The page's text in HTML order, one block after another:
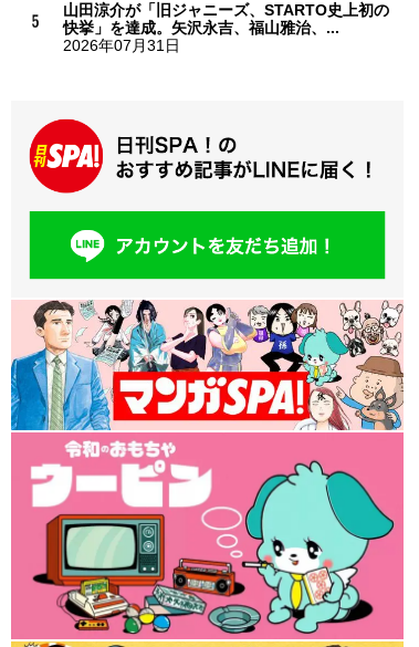
山田涼介が「旧ジャニーズ、STARTO史上初の
快挙」を達成。矢沢永吉、福山雅治、...
2026年07月31日